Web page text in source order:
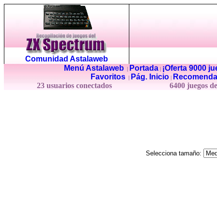
Comunidad Astalaweb
Menú Astalaweb| Portada|
¡Oferta 9000
Favoritos
Pág. Inicio
23 usuarios conectados
6400 juegos
Selecciona tamaño: